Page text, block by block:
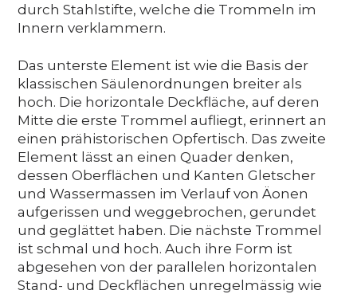
durch Stahlstifte, welche die Trommeln im
Innern verklammern.
Das unterste Element ist wie die Basis der
klassischen Säulenordnungen breiter als
hoch. Die horizontale Deckfläche, auf deren
Mitte die erste Trommel aufliegt, erinnert an
einen prähistorischen Opfertisch. Das zweite
Element lässt an einen Quader denken,
dessen Oberflächen und Kanten Gletscher
und Wassermassen im Verlauf von Äonen
aufgerissen und weggebrochen, gerundet
und geglättet haben. Die nächste Trommel
ist schmal und hoch. Auch ihre Form ist
abgesehen von der parallelen horizontalen
Stand- und Deckflächen unregelmässig wie